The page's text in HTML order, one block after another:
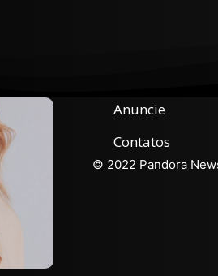
Anuncie
Contatos
© 2022 Pandora